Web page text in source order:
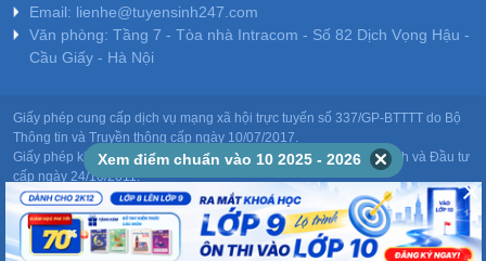
Email: lienhe@tuyensinh247.com
Văn phòng: Tầng 7 - Tòa nhà Intracom - Số 82 Dịch Vọng Hậu -
Cầu Giấy - Hà Nội
Giấy phép cung cấp dịch vụ mạng xã hội trực tuyến số 337/GP-BTTTT do Bộ
Thông tin và Truyền thông cấp ngày 10/07/2017.
Giấy phép kinh doanh giáo dục: MST-0106478082 do Sở Kế hoạch và Đầu tư
cấp ngày 24/10/2011.
Chịu trách nhiệm nội dung: Phạm Đức Tuệ.
Xem điểm chuẩn vào 10 2025 - 2026